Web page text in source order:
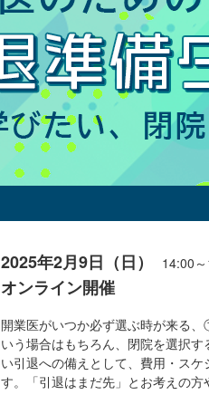
2025年2月9日（日） 14:00
オンライン開催
開業医がいつか必ず選ぶ時が来る
いう場合はもちろん、閉院を選択
い引退への備えとして、費用・ス
す。「引退はまだ先」とお考えの方